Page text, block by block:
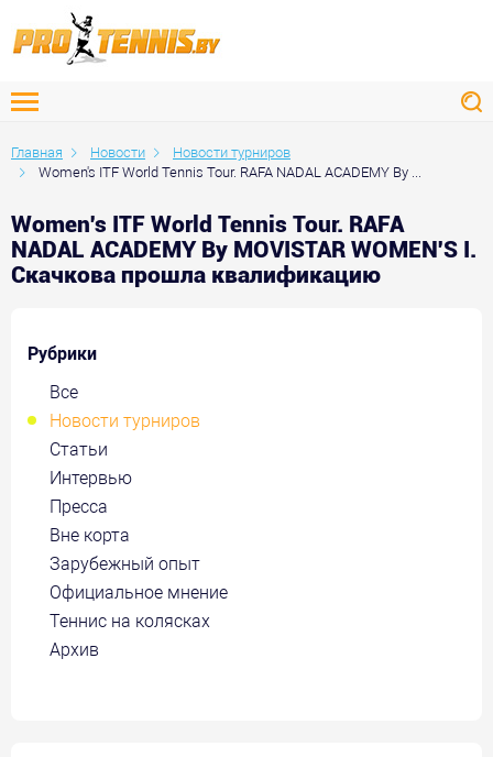
Главная Новости
Новости турниров
Women's ITF World Tennis Tour. RAFA NADAL ACADEMY By ...
Women's ITF World Tennis Tour. RAFA
NADAL ACADEMY By MOVISTAR WOMEN'S I.
Скачкова прошла квалификацию
Рубрики
Все
Новости турниров
Статьи
Интервью
Пресса
Вне корта
Зарубежный опыт
Официальное мнение
Теннис на колясках
Архив